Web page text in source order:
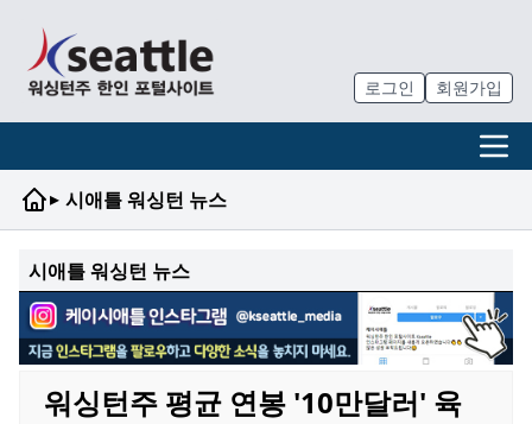
로그인 회원가입
▸ 시애틀 워싱턴 뉴스
시애틀 워싱턴 뉴스
워싱턴주 평균 연봉 '10만달러' 육